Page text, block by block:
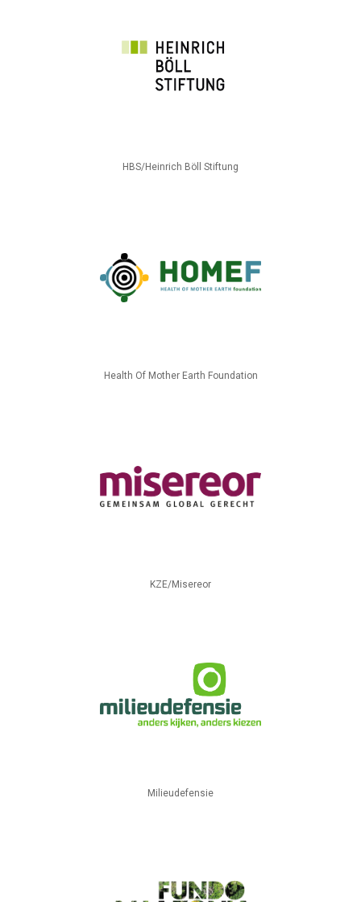
HBS/Heinrich Böll Stiftung
Health Of Mother Earth Foundation
KZE/Misereor
Milieudefensie